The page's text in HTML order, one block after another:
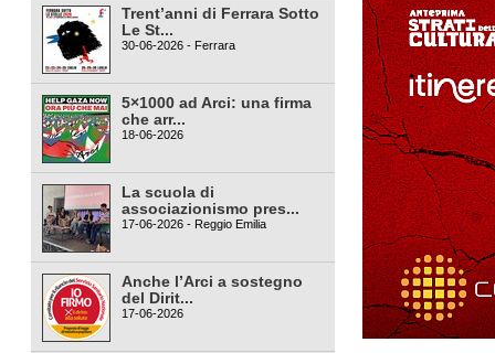
Trent’anni di Ferrara Sotto
Le St...
30-06-2026 - Ferrara
5×1000 ad Arci: una firma
che arr...
18-06-2026
La scuola di
associazionismo pres...
17-06-2026 - Reggio Emilia
Anche l’Arci a sostegno
del Dirit...
17-06-2026